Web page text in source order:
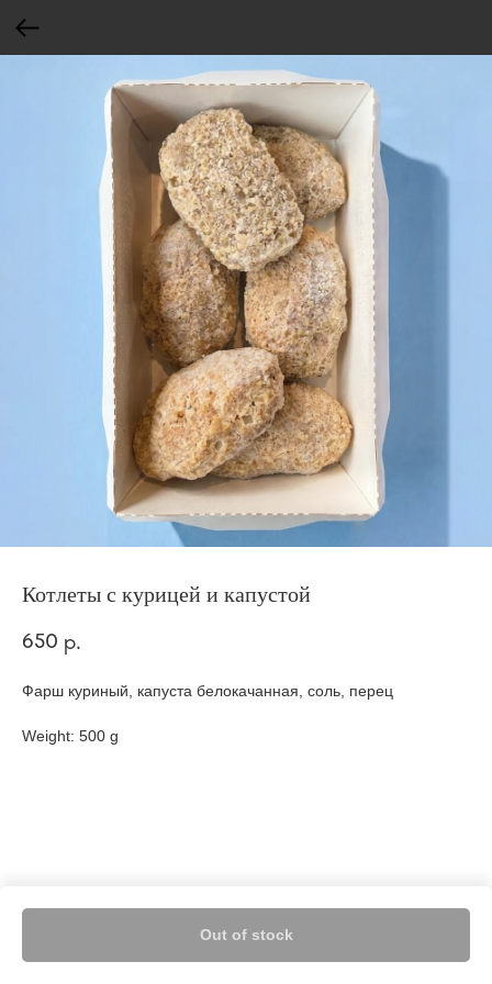
Котлеты с курицей и капустой
650 р.
Out of stock
Фарш куриный, капуста белокачанная, соль, перец
Weight: 500 g